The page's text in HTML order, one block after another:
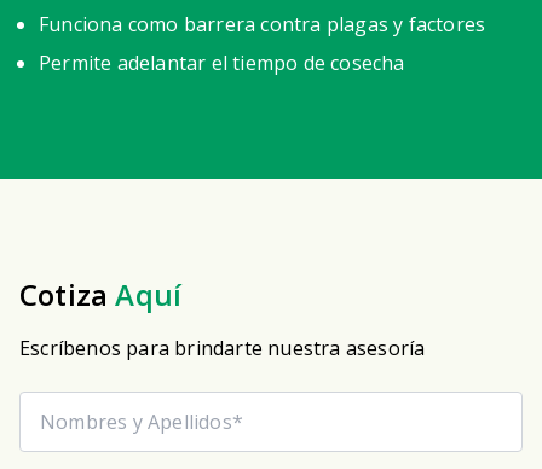
Funciona como barrera contra plagas y factores
Permite adelantar el tiempo de cosecha
CotizaAquí
Escríbenos para brindarte nuestra asesoría